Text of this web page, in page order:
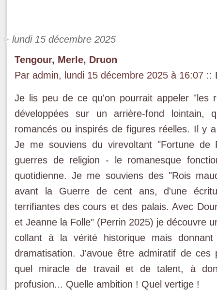
lundi 15 décembre 2025
Tengour, Merle, Druon
Par admin, lundi 15 décembre 2025 à 16:07 ::
Je lis peu de ce qu'on pourrait appeler "les
développées sur un arrière-fond lointain,
romancés ou inspirés de figures réelles. Il y
Je me souviens du virevoltant "Fortune
guerres de religion - le romanesque
quotidienne. Je me souviens des "Rois
avant la Guerre de cent ans, d'une
terrifiantes des cours et des palais. Avec
et Jeanne la Folle" (Perrin 2025) je découvre
collant à la vérité historique mais
dramatisation. J'avoue être admiratif de
quel miracle de travail et de talent, à
profusion... Quelle ambition ! Quel vertige !